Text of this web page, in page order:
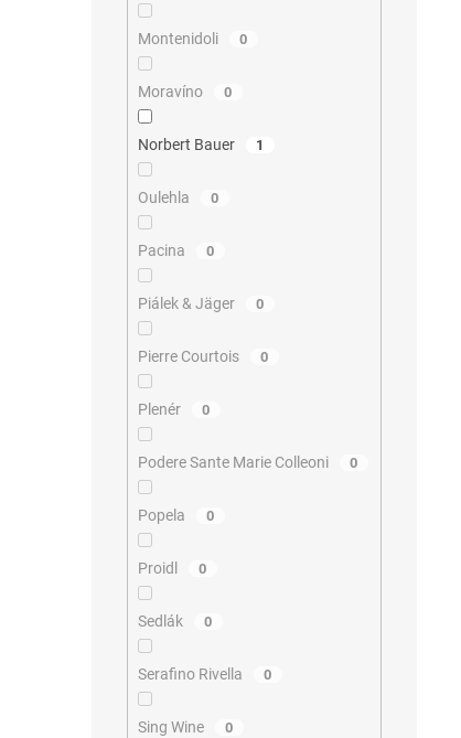
Montenidoli 0
Moravíno 0
Norbert Bauer 1
Oulehla 0
Pacina 0
Piálek & Jäger 0
Pierre Courtois 0
Plenér 0
Podere Sante Marie Colleoni 0
Popela 0
Proidl 0
Sedlák 0
Serafino Rivella 0
Sing Wine 0